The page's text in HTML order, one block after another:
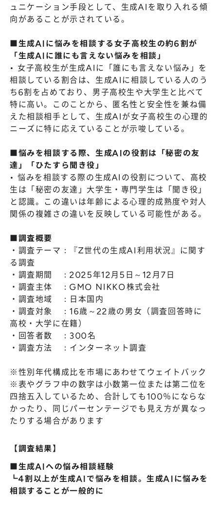
ュニケーション手段として、生成AIを取り入れる傾
向があることが示されている。
■生成AIに悩みを相談する女子高校生の約6割が
「生成AIに誰にも言えない悩みを相談」
• 女子高校生が生成AIに「誰にも言えない悩み」を
相談している割合は、生成AIに相談している人のう
ち6割を占めており、男子高校生や大学生と比べて
特に高い。このことから、匿名性と安全性を兼ね備
えた相談相手として、生成AIが女子高校生の心理的
ニーズに特に応えていることが示唆している。
■悩みを相談する際、生成AIの役割は「秘密の友
達」「ひたすら聞き役」
• 悩みを相談する際の生成AIの役割について、高校
生は「秘密の友達」大学生・専門学生は「聞き役」
と認識。この違いは年齢による心理的成熟度や対人
関係の複雑さの違いを反映している可能性がある。
■調査概要
・調査テーマ：『Z世代の生成AI利用状況』に関す
る調査
・調査期間 ：2025年12月5日～12月7日
・調査主体 ：GMO NIKKO株式会社
・調査地域 ：日本国内
・調査対象 ：16歳～22歳の男女（調査回答時に
高校・大学に在籍）
・回答者数 ：300名
・調査方法 ：インターネット調査
※性別年代構成比を市場にあわせてウェイトバック
※表やグラフ中の数字は小数第一位または第二位を
四捨五入しているため、合計しても100％にならな
かったり、同じパーセンテージでも見え方が異なっ
たりする場合があります
【調査結果】
■生成AIへの悩み相談経験
┗4割以上が生成AIで悩みを相談。生成AIに悩みを
相談することが一般的に